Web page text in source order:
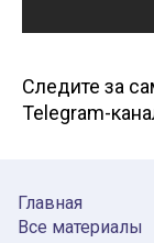
Следите за
Telegram-
Главная
Все материалы